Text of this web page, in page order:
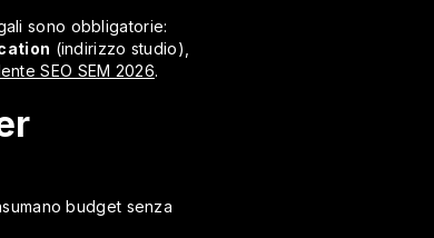
sono obbligatorie:
(indirizzo studio),
SEO SEM 2026.
budget senza